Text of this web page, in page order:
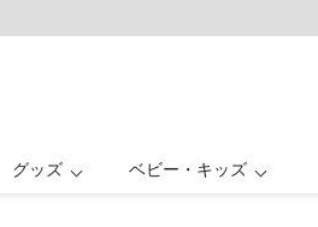
グッズ ベビー・キッズ